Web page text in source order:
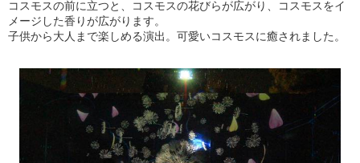
コスモスの前に立つと、コスモスの花びらが広がり、コスモスをイ
メージした香りが広がります。
子供から大人まで楽しめる演出。可愛いコスモスに癒されました。